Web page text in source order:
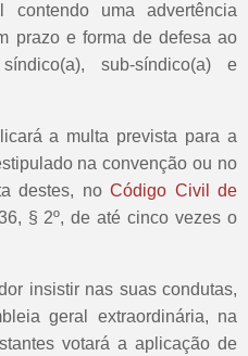
contendo uma advertência
prazo e forma de defesa ao
sub-síndico(a) e
a multa prevista para a
na convenção ou no
destes, noCódigo Civil de
§ 2º, de até cinco vezes o
insistir nas suas condutas,
geral extraordinária, na
votará a aplicação de